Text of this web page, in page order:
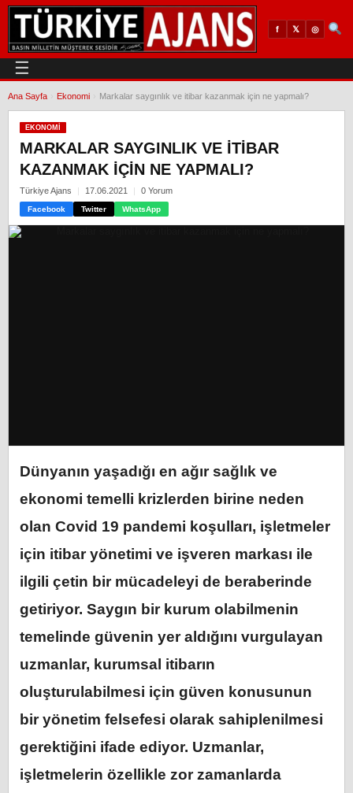
f 𝕏 ◎
☰
Ana Sayfa Ekonomi Markalar saygınlık ve itibar kazanmak için ne yapmalı?
EKONOMI
MARKALAR SAYGINLIK VE ITIBAR
KAZANMAK IÇIN NE YAPMALI?
Türkiye Ajans 17.06.2021 0 Yorum
Facebook Twitter WhatsApp
Dünyanın yaşadığı en ağır sağlık ve
ekonomi temelli krizlerden birine neden
olan Covid 19 pandemi koşulları, işletmeler
için itibar yönetimi ve işveren markası ile
ilgili çetin bir mücadeleyi de beraberinde
getiriyor. Saygın bir kurum olabilmenin
temelinde güvenin yer aldığını vurgulayan
uzmanlar, kurumsal itibarın
oluşturulabilmesi için güven konusunun
bir yönetim felsefesi olarak sahiplenilmesi
gerektiğini ifade ediyor. Uzmanlar,
işletmelerin özellikle zor zamanlarda